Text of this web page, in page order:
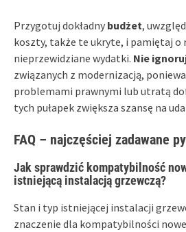
Przygotuj dokładny budżet,
koszty, także te ukryte, i pamiętaj o
nieprzewidziane wydatki. Nie
związanych z modernizacją,
problemami prawnymi lub utratą
tych pułapek zwiększa szansę na
FAQ – najczęściej zadawane
Jak sprawdzić kompatybilność
istniejącą instalacją grzewczą?
Stan i typ istniejącej instalacji
znaczenie dla kompatybilności